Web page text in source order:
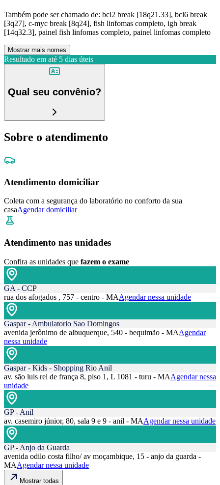
Também pode ser chamado de: bcl2 break [18q21.33], bcl6 break
[3q27], c-myc break [8q24], fish linfomas completo, igh break
[14q32.3], painel fish linfomas completo, painel linfomas completo
Mostrar mais nomes
Resultado em até 5 dias úteis
Qual seu convênio?
Sobre o atendimento
Atendimento domiciliar
Coleta com a segurança do laboratório no conforto da sua
casaAgendar domiciliar
Atendimento nas unidades
Confira as unidades que fazem o exame
GA - CCP
rua dos afogados , 757 - centro - MAAgendar nessa unidade
Gaspar - Ambulatorio Sao Domingos
avenida jerônimo de albuquerque, 540 - bequimão - MAAgendar
nessa unidade
Gaspar - Kids - Shopping Rio Anil
av. são luis rei de frança 8, piso 1, L 1081 - turu - MAAgendar nessa
unidade
GP - Anil
av. casemiro júnior, 80, sala 9 e 9 - anil - MAAgendar nessa unidade
GP - Anjo da Guarda
avenida odilo costa filho/ av moçambique, 15 - anjo da guarda -
MAAgendar nessa unidade
Mostrar todas